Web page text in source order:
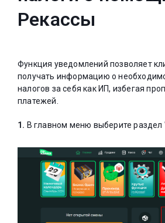
Рекассы
Функция уведомлений позволяет
получать информацию о
налогов за себя как ИП, избегая
платежей.
1. В главном меню выберите раздел